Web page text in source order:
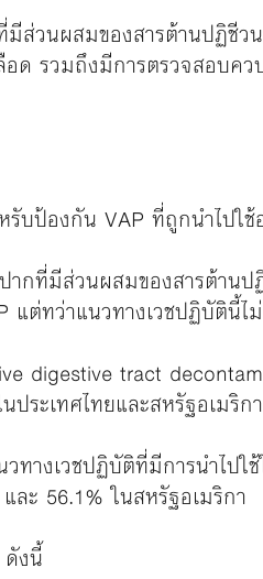
ส่วนผสมของสารต้านปฏิชีว
อด รวมถึงมีการตรวจสอบค
บป้องกัน VAP ที่ถูกนำไปใช้
ากที่มีส่วนผสมของสารต้านป
แต่ทว่าแนวทางเวชปฏิบัตินี้ไ
digestive tract
ระเทศไทยและสหรัฐอเมริก
ทางเวชปฏิบัติที่มีการนำไปใ
ะ 56.1% ในสหรัฐอเมริกา
งนี้